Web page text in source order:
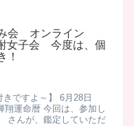
会 オンライン
女子会 今度は、個
！
ですよ～】 6月28日
翔運命暦 今回は、参加し
さんが、鑑定していただ